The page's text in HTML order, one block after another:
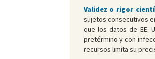
Validez o rigor
sujetos consecutivos
que los datos de EE.
pretérmino y con
recursos limita su